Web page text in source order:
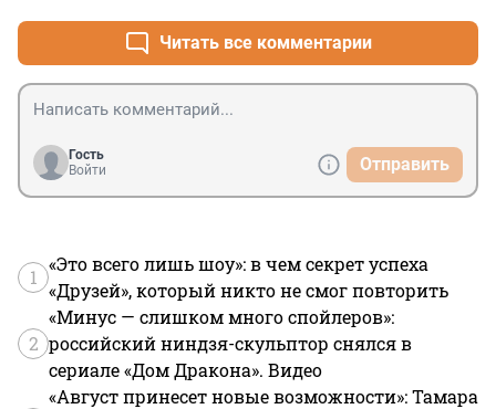
Читать все комментарии
Гость
Войти
Отправить
1
«Это всего лишь шоу»: в чем секрет успеха
«Друзей», который никто не смог повторить
2
«Минус — слишком много спойлеров»:
российский ниндзя-скульптор снялся в
сериале «Дом Дракона». Видео
«Август принесет новые возможности»: Тамара